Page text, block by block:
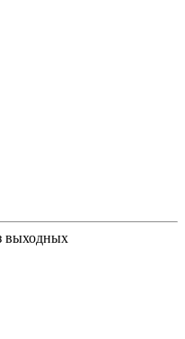
выходных